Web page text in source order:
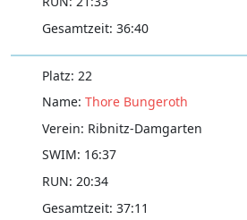
36:40
22
Thore Bungeroth
Ribnitz-Damgarten
16:37
20:34
37:11